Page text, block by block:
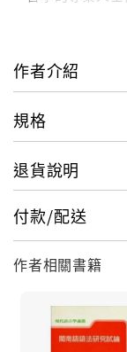
作者介紹
規格
退貨說明
付款/配送
作者相關書籍